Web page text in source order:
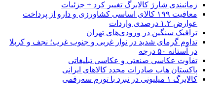
زمانبندی شارژ کالابرگ تغییر کرد + جزئیات
معافیت ۱۹۹ کالای اساسی کشاورزی و دارو از پرداخت
عوارض ۱.۲ درصدی واردات
ترافیک سنگین در ورودی‌های تهران
تداوم گرمای شدید در نوار غربی و جنوب غرب؛ نجف و کربلا
در آستانه ۵۰ درجه
تفاوت عکاسی صنعتی و عکاسی تبلیغاتی
پاکستان هاب صادرات مجدد کالاهای ایرانی
کالابرگ ۱ میلیونی در نبرد با تورم سه‌رقمی